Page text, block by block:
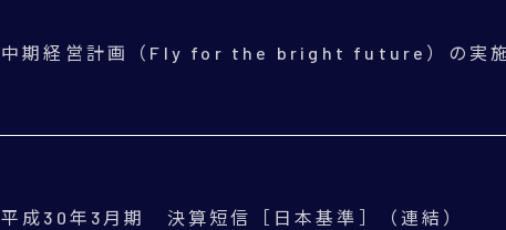
中期経営計画（Fly for the bright future）の実施
平成30年3月期 決算短信［日本基準］（連結）